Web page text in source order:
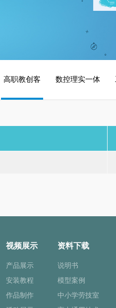
高职教创客 数控理实一体
视频展示
产品展示
安装教程
作品制作
资料下载
说明书
模型案例
中小学劳技室